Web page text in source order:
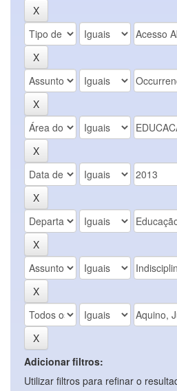
Adicionar filtros:
Utilizar filtros para refinar o